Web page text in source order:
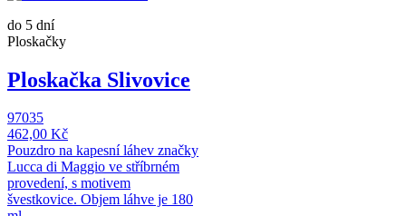
do 5 dní
Ploskačky
Ploskačka Slivovice
97035
462,00 Kč
Pouzdro na kapesní láhev značky
Lucca di Maggio ve stříbrném
provedení, s motivem
švestkovice. Objem láhve je 180